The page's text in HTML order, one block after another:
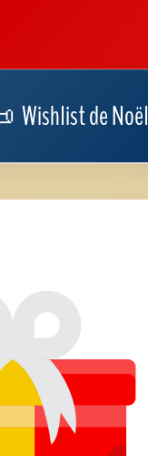
Wishlist de Noël